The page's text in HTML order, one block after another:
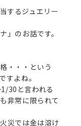
するジュエリー
」のお話です。
・・・という
すよね。
1/30 と言われる
非常に限られて
災では金は溶け